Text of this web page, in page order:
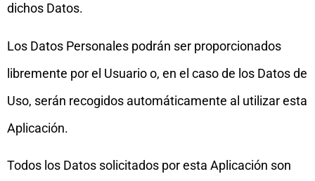
dichos Datos.
Los Datos Personales podrán ser proporcionados
libremente por el Usuario o, en el caso de los Datos de
Uso, serán recogidos automáticamente al utilizar esta
Aplicación.
Todos los Datos solicitados por esta Aplicación son